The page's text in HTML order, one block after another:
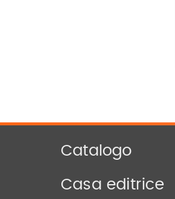
Catalogo
Casa editrice